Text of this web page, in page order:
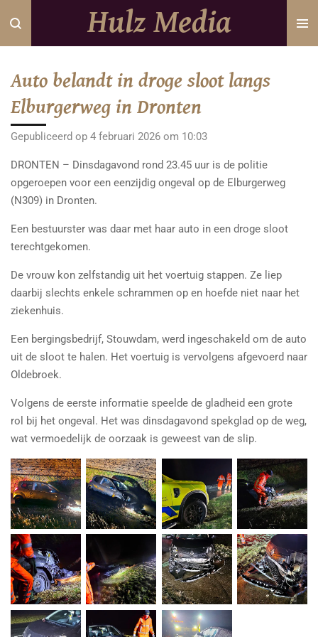
Ga
direct
hoofdinhoud
Hulz Media
Auto belandt in droge sloot langs
Elburgerweg in Dronten
Gepubliceerd op 4 februari 2026 om 10:03
DRONTEN – Dinsdagavond rond 23.45 uur is de politie
opgeroepen voor een eenzijdig ongeval op de Elburgerweg
(N309) in Dronten.
Een bestuurster was daar met haar auto in een droge sloot
terechtgekomen.
De vrouw kon zelfstandig uit het voertuig stappen. Ze liep
daarbij slechts enkele schrammen op en hoefde niet naar het
ziekenhuis.
Een bergingsbedrijf, Stouwdam, werd ingeschakeld om de auto
uit de sloot te halen. Het voertuig is vervolgens afgevoerd naar
Oldebroek.
Volgens de eerste informatie speelde de gladheid een grote
rol bij het ongeval. Het was dinsdagavond spekglad op de weg,
wat vermoedelijk de oorzaak is geweest van de slip.